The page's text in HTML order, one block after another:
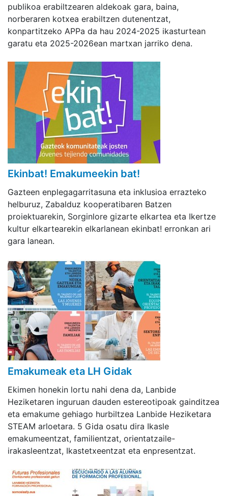
publikoa erabiltzearen aldekoak gara, baina,
norberaren kotxea erabiltzen dutenentzat,
konpartitzeko APPa da hau 2024-2025 ikasturtean
garatu eta 2025-2026ean martxan jarriko dena.
Ekinbat! Emakumeekin bat!
Gazteen enplegagarritasuna eta inklusioa errazteko
helburuz, Zabalduz kooperatibaren Batzen
proiektuarekin, Sorginlore gizarte elkartea eta Ikertze
kultur elkartearekin elkarlanean ekinbat! erronkan ari
gara lanean.
Emakumeak eta LH Gidak
Ekimen honekin lortu nahi dena da, Lanbide
Heziketaren inguruan dauden estereotipoak gainditzea
eta emakume gehiago hurbiltzea Lanbide Heziketara
STEAM arloetara. 5 Gida osatu dira Ikasle
emakumeentzat, familientzat, orientatzaile-
irakasleentzat, Ikastetxeentzat eta enpresentzat.